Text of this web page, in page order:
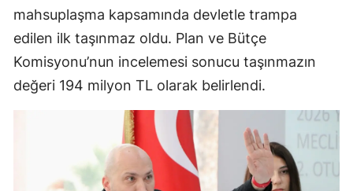
mahsuplaşma kapsamında devletle trampa
edilen ilk taşınmaz oldu. Plan ve Bütçe
Komisyonu’nun incelemesi sonucu taşınmazın
değeri 194 milyon TL olarak belirlendi.